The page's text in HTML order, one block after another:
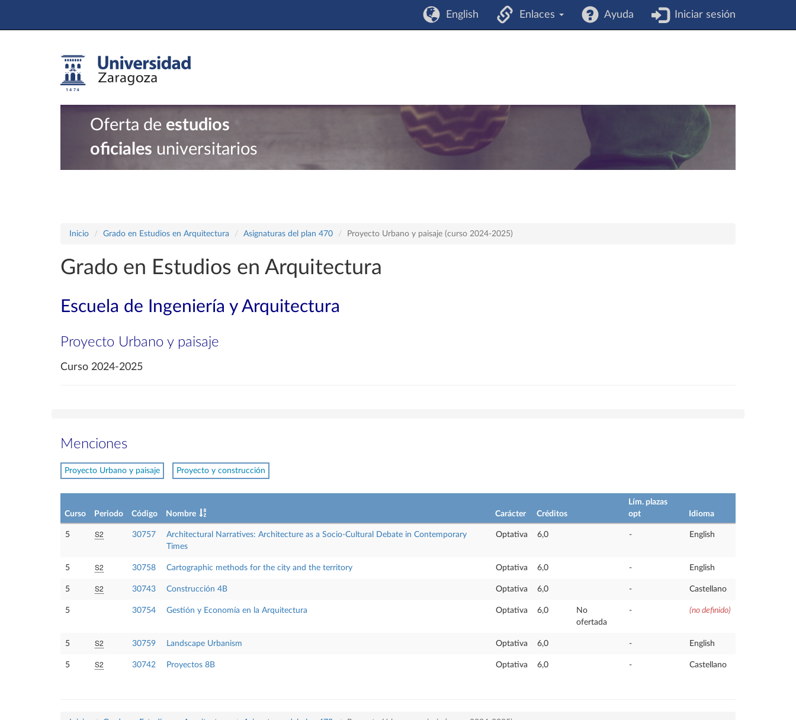
English Enlaces Ayuda Iniciar sesión
Oferta de estudios
oficiales universitarios
Inicio Grado en Estudios en Arquitectura Asignaturas del plan 470 Proyecto Urbano y paisaje (curso 2024-2025)
Grado en Estudios en Arquitectura
Escuela de Ingeniería y Arquitectura
Proyecto Urbano y paisaje
Curso 2024-2025
Menciones
Proyecto Urbano y paisaje Proyecto y construcción
Curso Periodo Código Nombre Carácter Créditos
Lím. plazas
opt
Idioma
5 S2 30757
Architectural Narratives: Architecture as a Socio-Cultural Debate in Contemporary
Times
Optativa 6,0 - English
5 S2 30758 Cartographic methods for the city and the territory Optativa 6,0 - English
5 S2 30743 Construcción 4B Optativa 6,0 - Castellano
5 30754 Gestión y Economía en la Arquitectura Optativa 6,0
No
ofertada
- (no definido)
5 S2 30759 Landscape Urbanism Optativa 6,0 - English
5 S2 30742 Proyectos 8B Optativa 6,0 - Castellano